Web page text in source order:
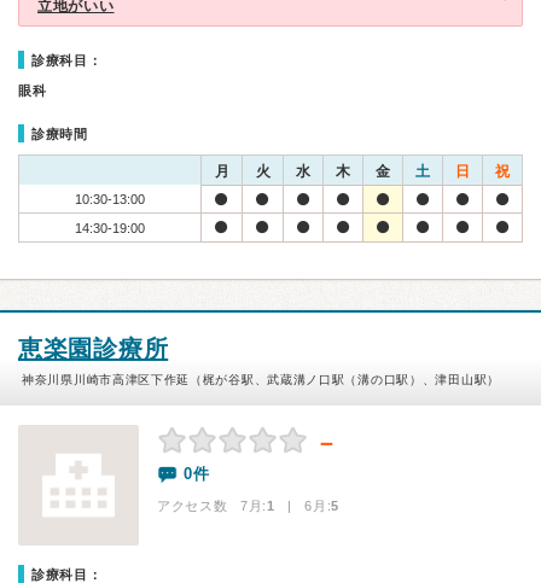
立地がいい
診療科目：
眼科
診療時間
月 火 水 木 金 土 日 祝
10:30-13:00
14:30-19:00
恵楽園診療所
神奈川県川崎市高津区下作延（梶が谷駅、武蔵溝ノ口駅（溝の口駅）、津田山駅）
－
0件
アクセス数 7月:1 | 6月:5
診療科目：